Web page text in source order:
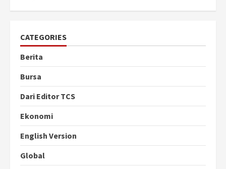
CATEGORIES
Berita
Bursa
Dari Editor TCS
Ekonomi
English Version
Global